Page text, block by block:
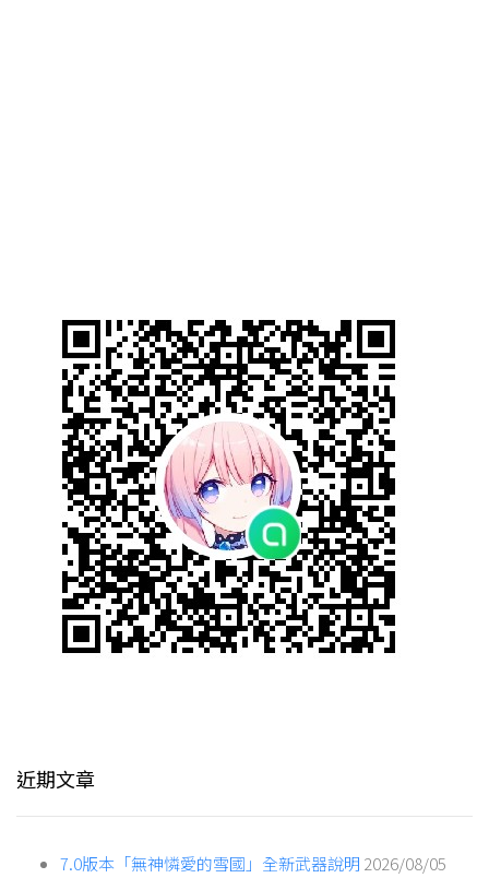
近期文章
7.0版本「無神憐愛的雪國」全新武器說明 2026/08/05